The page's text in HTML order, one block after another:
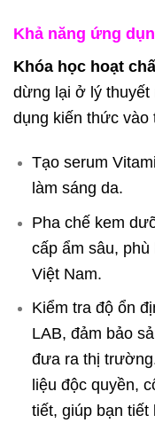
Khả năng ứng
Khóa học hoạt
dừng lại ở lý thuyết
dụng kiến thức vào
Tạo serum
làm sáng da.
Pha chế kem
cấp ẩm sâu,
Việt Nam.
Kiểm tra độ ổn
LAB, đảm bảo
đưa ra thị
liệu độc quyền,
tiết, giúp bạn